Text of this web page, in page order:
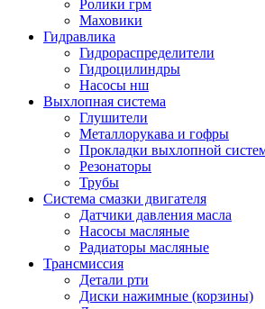
Ролики грм
Маховики
Гидравлика
Гидрораспределители
Гидроцилиндры
Насосы нш
Выхлопная система
Глушители
Металлорукава и гофры
Прокладки выхлопной
Резонаторы
Трубы
Система смазки двигателя
Датчики давления масла
Насосы масляные
Радиаторы масляные
Трансмиссия
Детали рти
Диски нажимные (корзины)